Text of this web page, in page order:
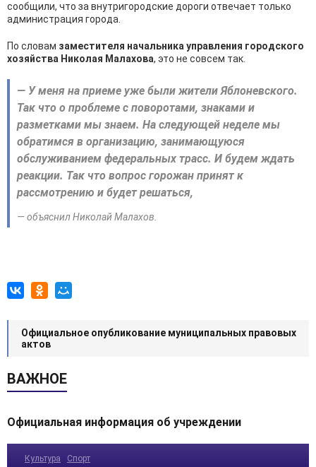
сообщили, что за внутригородские дороги отвечает только
администрация города.
По словам заместителя начальника управления городского
хозяйства Николая Малахова, это не совсем так.
— У меня на приеме уже были жители Яблоневского.
Так что о проблеме с поворотами, знаками и
разметками мы знаем. На следующей неделе мы
обратимся в организацию, занимающуюся
обслуживанием федеральных трасс. И будем ждать
реакции. Так что вопрос горожан принят к
рассмотрению и будет решаться,
— объяснил Николай Малахов.
Официальное опубликование муниципальных правовых
актов
ВАЖНОЕ
Официальная информация об учреждении
Культура Спорт